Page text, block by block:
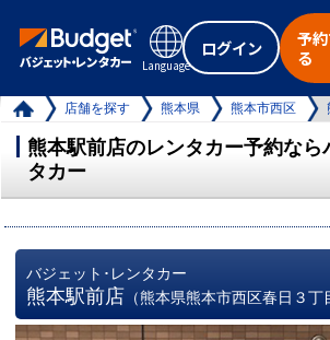
Language
ログイン
予
る
店舗を探す 熊本県 熊本市西区
熊本駅前店のレンタカー予約なら
タカー
バジェット･レンタカー
熊本駅前店 （熊本県熊本市西区春日３丁